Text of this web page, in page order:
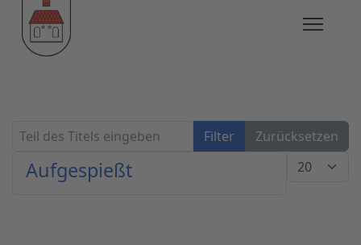
Teil des Titels eingeben Filter
Zurücksetzen
Anzeige #
Aufgespießt